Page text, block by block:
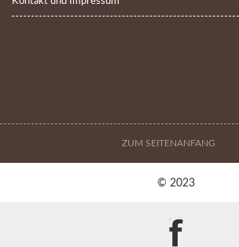
ZUM SEITENANFANG
© 2023